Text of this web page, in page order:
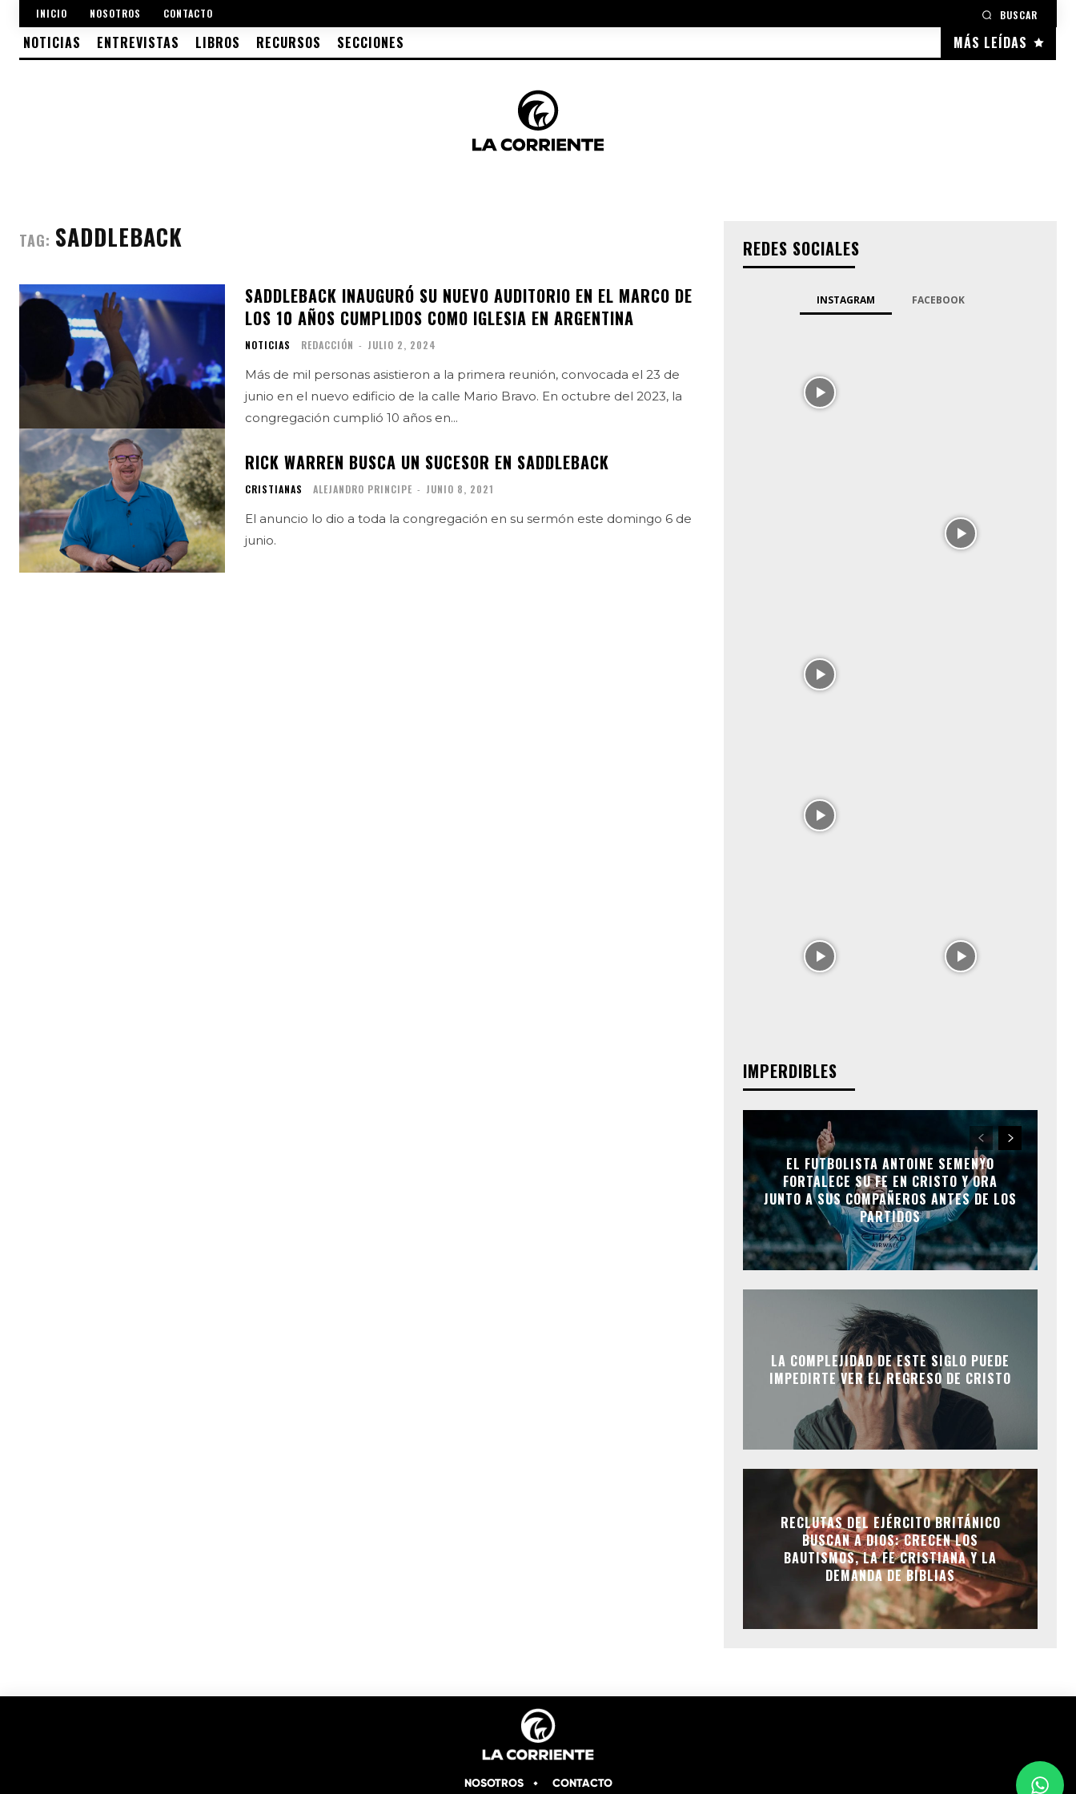
INICIO NOSOTROS CONTACTO BUSCAR
MÁS LEÍDAS
NOTICIAS ENTREVISTAS LIBROS RECURSOS SECCIONES
TAG: SADDLEBACK
SADDLEBACK INAUGURÓ SU NUEVO AUDITORIO EN EL MARCO DE
LOS 10 AÑOS CUMPLIDOS COMO IGLESIA EN ARGENTINA
NOTICIAS REDACCIÓN - JULIO 2, 2024
Más de mil personas asistieron a la primera reunión, convocada el 23 de
junio en el nuevo edificio de la calle Mario Bravo. En octubre del 2023, la
congregación cumplió 10 años en...
RICK WARREN BUSCA UN SUCESOR EN SADDLEBACK
CRISTIANAS ALEJANDRO PRINCIPE - JUNIO 8, 2021
El anuncio lo dio a toda la congregación en su sermón este domingo 6 de
junio.
REDES SOCIALES
INSTAGRAM FACEBOOK
IMPERDIBLES
EL FUTBOLISTA ANTOINE SEMENYO
FORTALECE SU FE EN CRISTO Y ORA
JUNTO A SUS COMPAÑEROS ANTES DE LOS
PARTIDOS
LA COMPLEJIDAD DE ESTE SIGLO PUEDE
IMPEDIRTE VER EL REGRESO DE CRISTO
RECLUTAS DEL EJÉRCITO BRITÁNICO
BUSCAN A DIOS: CRECEN LOS
BAUTISMOS, LA FE CRISTIANA Y LA
DEMANDA DE BIBLIAS
NOSOTROS CONTACTO